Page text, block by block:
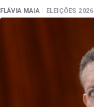
FLÁVIA MAIA | ELEIÇÕES 2026